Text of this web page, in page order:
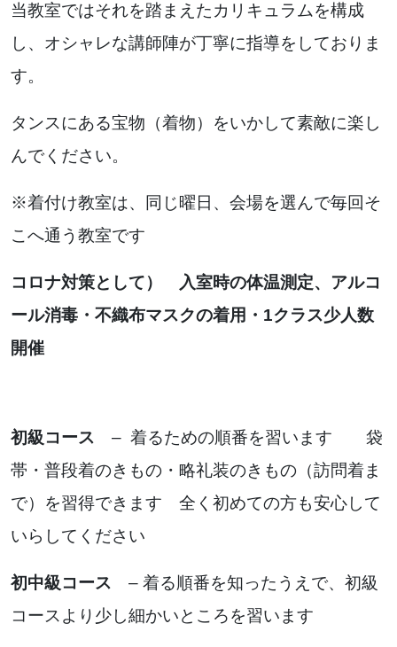
会社概要
ポリシーに関して
当教室ではそれを踏まえたカリキュラムを構成
し、オシャレな講師陣が丁寧に指導をしておりま
す。
タンスにある宝物（着物）をいかして素敵に楽し
んでください。
※着付け教室は、同じ曜日、会場を選んで毎回そ
こへ通う教室です
コロナ対策として） 入室時の体温測定、アルコ
ール消毒・不織布マスクの着用・1クラス少人数
開催
初級コース – 着るための順番を習います 袋
帯・普段着のきもの・略礼装のきもの（訪問着ま
で）を習得できます 全く初めての方も安心して
いらしてください
初中級コース – 着る順番を知ったうえで、初級
コースより少し細かいところを習います